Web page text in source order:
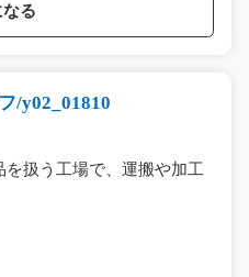
る
/y02_01810
扱う工場で、運搬や加工